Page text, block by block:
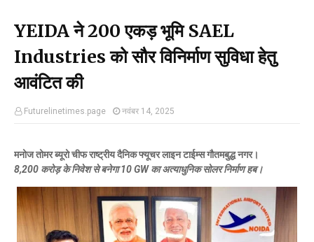
YEIDA ने 200 एकड़ भूमि SAEL
Industries को सौर विनिर्माण सुविधा हेतु
आवंटित की
Futurelinetimes.page नवंबर 14, 2025
मनोज तोमर ब्यूरो चीफ राष्ट्रीय दैनिक फ्यूचर लाइन टाईम्स गौतमबुद्ध नगर।
8,200 करोड़ के निवेश से बनेगा 10 GW का अत्याधुनिक सोलर निर्माण हब।